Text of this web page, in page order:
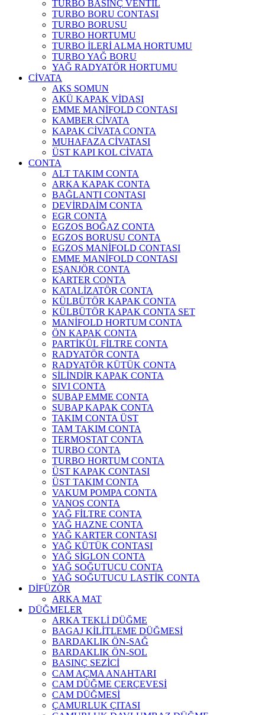
TURBO BASINÇ VENTİL
TURBO BORU CONTASI
TURBO BORUSU
TURBO HORTUMU
TURBO İLERİ ALMA HORTUMU
TURBO YAĞ BORU
YAĞ RADYATÖR HORTUMU
CİVATA
AKS SOMUN
AKÜ KAPAK VİDASI
EMME MANİFOLD CONTASI
KAMBER CİVATA
KAPAK CİVATA CONTA
MUHAFAZA CİVATASI
ÜST KAPI KOL CİVATA
CONTA
ALT TAKIM CONTA
ARKA KAPAK CONTA
BAĞLANTI CONTASI
DEVİRDAİM CONTA
EGR CONTA
EGZOS BOĞAZ CONTA
EGZOS BORUSU CONTA
EGZOS MANİFOLD CONTASI
EMME MANİFOLD CONTASI
EŞANJÖR CONTA
KARTER CONTA
KATALİZATÖR CONTA
KÜLBÜTÖR KAPAK CONTA
KÜLBÜTÖR KAPAK CONTA SET
MANİFOLD HORTUM CONTA
ÖN KAPAK CONTA
PARTİKÜL FİLTRE CONTA
RADYATÖR CONTA
RADYATÖR KÜTÜK CONTA
SİLİNDİR KAPAK CONTA
SIVI CONTA
SUBAP EMME CONTA
SUBAP KAPAK CONTA
TAKIM CONTA ÜST
TAM TAKIM CONTA
TERMOSTAT CONTA
TURBO CONTA
TURBO HORTUM CONTA
ÜST KAPAK CONTASI
ÜST TAKIM CONTA
VAKUM POMPA CONTA
VANOS CONTA
YAĞ FİLTRE CONTA
YAĞ HAZNE CONTA
YAĞ KARTER CONTASI
YAĞ KÜTÜK CONTASI
YAĞ SİGLON CONTA
YAĞ SOĞUTUCU CONTA
YAĞ SOĞUTUCU LASTİK CONTA
DİFÜZÖR
ARKA MAT
DÜĞMELER
ARKA TEKLİ DÜĞME
BAGAJ KİLİTLEME DÜĞMESİ
BARDAKLIK ÖN-SAĞ
BARDAKLIK ÖN-SOL
BASINÇ SEZİCİ
CAM AÇMA ANAHTARI
CAM DÜĞME ÇERÇEVESİ
CAM DÜĞMESİ
ÇAMURLUK ÇITASI